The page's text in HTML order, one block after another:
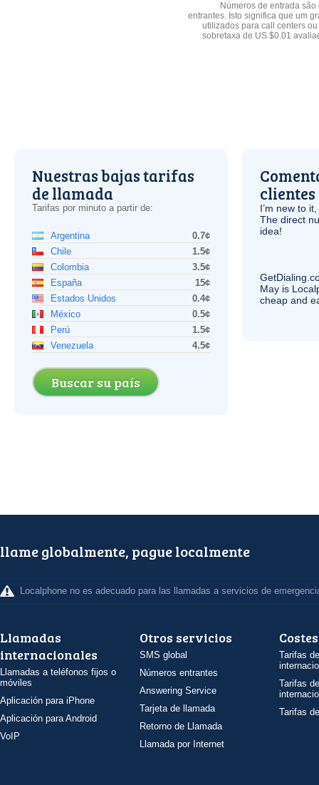
Números de entrada
entrantes. Isto significa que um
utilizados para call centers
sobretaxa de US $0.01
Nuestras bajas tarifas
de llamada
Tarifas por minuto a partir de:
Argentina
0.7¢
Chile
1.5¢
Colombia
3.5¢
España
15¢
Estados Unidos
0.4¢
México
0.5¢
Perú
1.5¢
Venezuela
4.5¢
Buscar su país
clientes
I’m new to
The direct
idea!
May is
cheap and
llame globalmente, pague localmente
Localphone no es adecuado para las llamadas a servicios de
Llamadas
internacionales
Llamadas a teléfonos fijos o
móviles
Aplicación para iPhone
Aplicación para Android
VoIP
Otros servicios
SMS global
Números entrantes
Answering Service
Tarjeta de llamada
Retorno de Llamada
Llamada por Internet
Costes
Tarifas
Tarifas
Tarifas